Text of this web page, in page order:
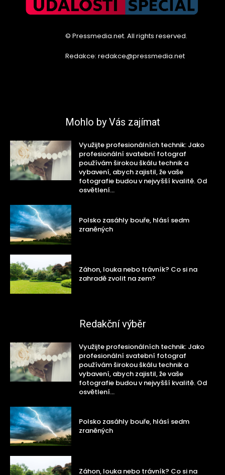
© Pressmedia.net. All rights reserved.
Redakce: redakce@pressmedia.net
Mohlo by Vás zajímat
Využijte profesionálních technik: Jako
profesionální svatební fotograf
používám širokou škálu technik a
vybavení, abych zajistil, že vaše
fotografie budou v nejvyšší kvalitě. Od
osvětlení...
Polsko zasáhly bouře, hlásí sedm
zraněných
Záhon, louka nebo trávník? Co si na
zahradě zvolit na zem?
Redakční výběr
Využijte profesionálních technik: Jako
profesionální svatební fotograf
používám širokou škálu technik a
vybavení, abych zajistil, že vaše
fotografie budou v nejvyšší kvalitě. Od
osvětlení...
Polsko zasáhly bouře, hlásí sedm
zraněných
Záhon, louka nebo trávník? Co si na